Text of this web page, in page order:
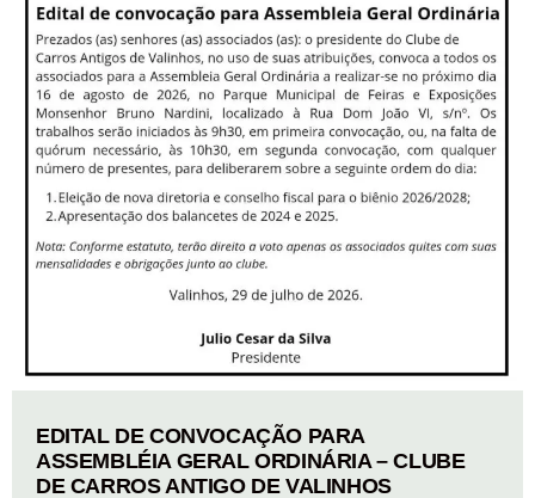
EDITAL DE CONVOCAÇÃO PARA
ASSEMBLÉIA GERAL ORDINÁRIA – CLUBE
DE CARROS ANTIGO DE VALINHOS